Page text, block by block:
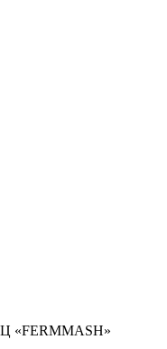
«FERMMASH»